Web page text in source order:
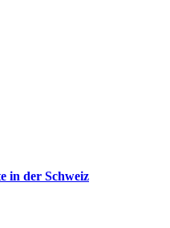
in der Schweiz